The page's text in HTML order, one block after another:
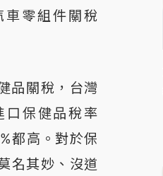
零組件關稅
品關稅，台灣
口保健品稅率
都高。對於保
名其妙、沒道